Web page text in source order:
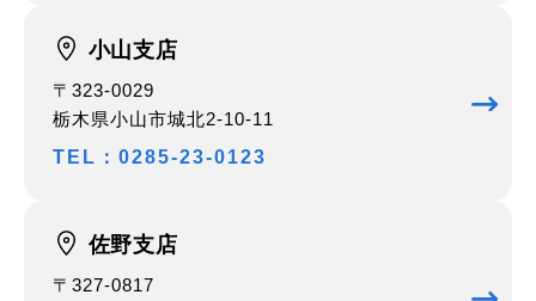
小山支店
〒323-0029
栃木県小山市城北2-10-11
TEL：0285-23-0123
佐野支店
〒327-0817